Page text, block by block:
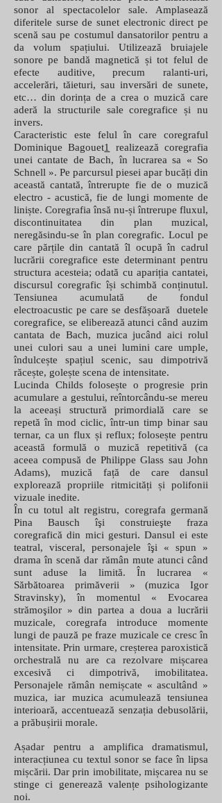
sonor al spectacolelor sale. Amplasează
diferitele surse de sunet electronic direct pe
scenă sau pe costumul dansatorilor pentru a
da volum spațiului. Utilizează bruiajele
sonore pe bandă magnetică și tot felul de
efecte auditive, precum ralanti-uri,
accelerări, tăieturi, sau inversări de sunete,
etc… din dorința de a crea o muzică care
aderă la structurile sale coregrafice și nu
invers.
Caracteristic este felul în care coregraful
Dominique Bagouet1
realizează coregrafia
unei cantate de Bach, în lucrarea sa « So
Schnell ». Pe parcursul piesei apar bucăți din
această cantată, întrerupte fie de o muzică
electro - acustică, fie de lungi momente de
liniște. Coregrafia însă nu-și întrerupe fluxul,
discontinuitatea din plan muzical,
neregăsindu-se în plan coregrafic. Locul pe
care părțile din cantată îl ocupă în cadrul
lucrării coregrafice este determinant pentru
structura acesteia; odată cu apariția cantatei,
discursul coregrafic își schimbă conținutul.
Tensiunea acumulată de fondul
electroacustic pe care se desfășoară duetele
coregrafice, se eliberează atunci când auzim
cantata de Bach, muzica jucând aici rolul
unei culori sau a unei lumini care umple,
îndulcește spațiul scenic, sau dimpotrivă
răcește, golește scena de intensitate.
Lucinda Childs folosește o progresie prin
acumulare a gestului, reîntorcându-se mereu
la aceeași structură primordială care se
repetă în mod ciclic, într-un timp binar sau
ternar, ca un flux și reflux; folosește pentru
această formulă o muzică repetitivă (ca
aceea compusă de Philippe Glass sau John
Adams), muzică față de care dansul
explorează propriile ritmicități și polifonii
vizuale inedite.
În cu totul alt registru, coregrafa germană
Pina Bausch îşi construieşte fraza
coregrafică din mici gesturi. Dansul ei este
teatral, visceral, personajele îşi « spun »
drama în scenă dar rămân mute atunci când
sunt aduse la limită. În lucrarea «
Sărbătoarea primăverii » (muzica Igor
Stravinsky), în momentul « Evocarea
strămoşilor » din partea a doua a lucrării
muzicale, coregrafa introduce momente
lungi de pauză pe fraze muzicale ce cresc în
intensitate. Prin urmare, creșterea paroxistică
orchestrală nu are ca rezolvare mișcarea
excesivă ci dimpotrivă, imobilitatea.
Personajele rămân nemișcate « ascultând »
muzica, iar muzica acumulează tensiunea
interioară, accentuează senzația debusolării,
a prăbușirii morale.
Așadar pentru a amplifica dramatismul,
interacțiunea cu textul sonor se face în lipsa
mișcării. Dar prin imobilitate, mișcarea nu se
stinge ci generează valențe psihologizante
noi.